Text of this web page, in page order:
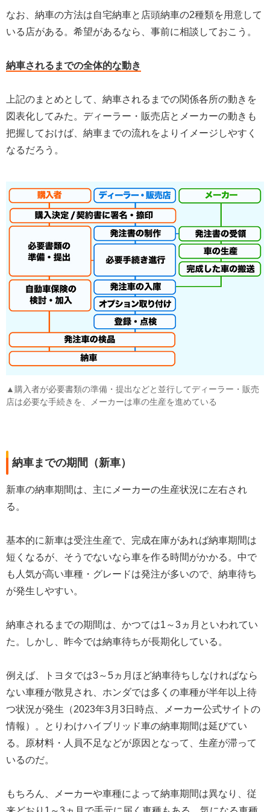
なお、納車の方法は自宅納車と店頭納車の2種類を用意して
いる店がある。希望があるなら、事前に相談しておこう。
納車されるまでの全体的な動き
上記のまとめとして、納車されるまでの関係各所の動きを
図表化してみた。ディーラー・販売店とメーカーの動きも
把握しておけば、納車までの流れをよりイメージしやすく
なるだろう。
▲購入者が必要書類の準備・提出などと並行してディーラー・販売
店は必要な手続きを、メーカーは車の生産を進めている
納車までの期間（新車）
新車の納車期間は、主にメーカーの生産状況に左右され
る。
基本的に新車は受注生産で、完成在庫があれば納車期間は
短くなるが、そうでないなら車を作る時間がかかる。中で
も人気が高い車種・グレードは発注が多いので、納車待ち
が発生しやすい。
納車されるまでの期間は、かつては1～3ヵ月といわれてい
た。しかし、昨今では納車待ちが長期化している。
例えば、トヨタでは3～5ヵ月ほど納車待ちしなければなら
ない車種が散見され、ホンダでは多くの車種が半年以上待
つ状況が発生（2023年3月3日時点、メーカー公式サイトの
情報）。とりわけハイブリッド車の納車期間は延びてい
る。原材料・人員不足などが原因となって、生産が滞って
いるのだ。
もちろん、メーカーや車種によって納車期間は異なり、従